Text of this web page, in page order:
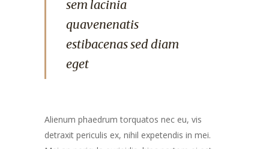
sem lacinia
quavenenatis
estibacenas sed diam
eget
Alienum phaedrum torquatos nec eu, vis
detraxit periculis ex, nihil expetendis in mei.